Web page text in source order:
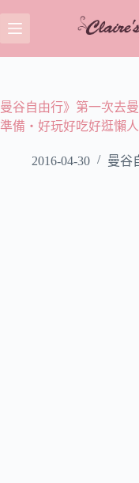
至
主
容
曼谷自由行》第一次去
準備‧好玩好吃好逛懶
2016-04-30 曼谷